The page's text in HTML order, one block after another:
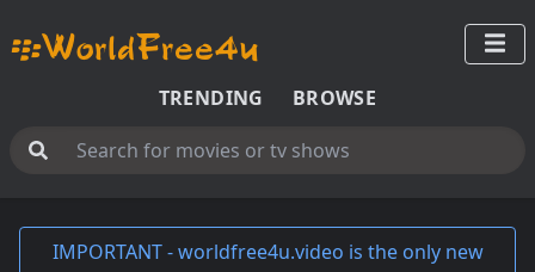
TRENDING BROWSE
IMPORTANT - worldfree4u.video is the only new